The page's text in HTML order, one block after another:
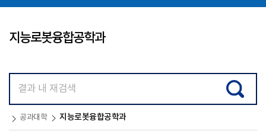
지능로봇융합공학과
공과대학 지능로봇융합공학과